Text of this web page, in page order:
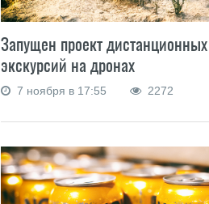
Запущен проект
экскурсий на дронах
7 ноября в 17:55 2272